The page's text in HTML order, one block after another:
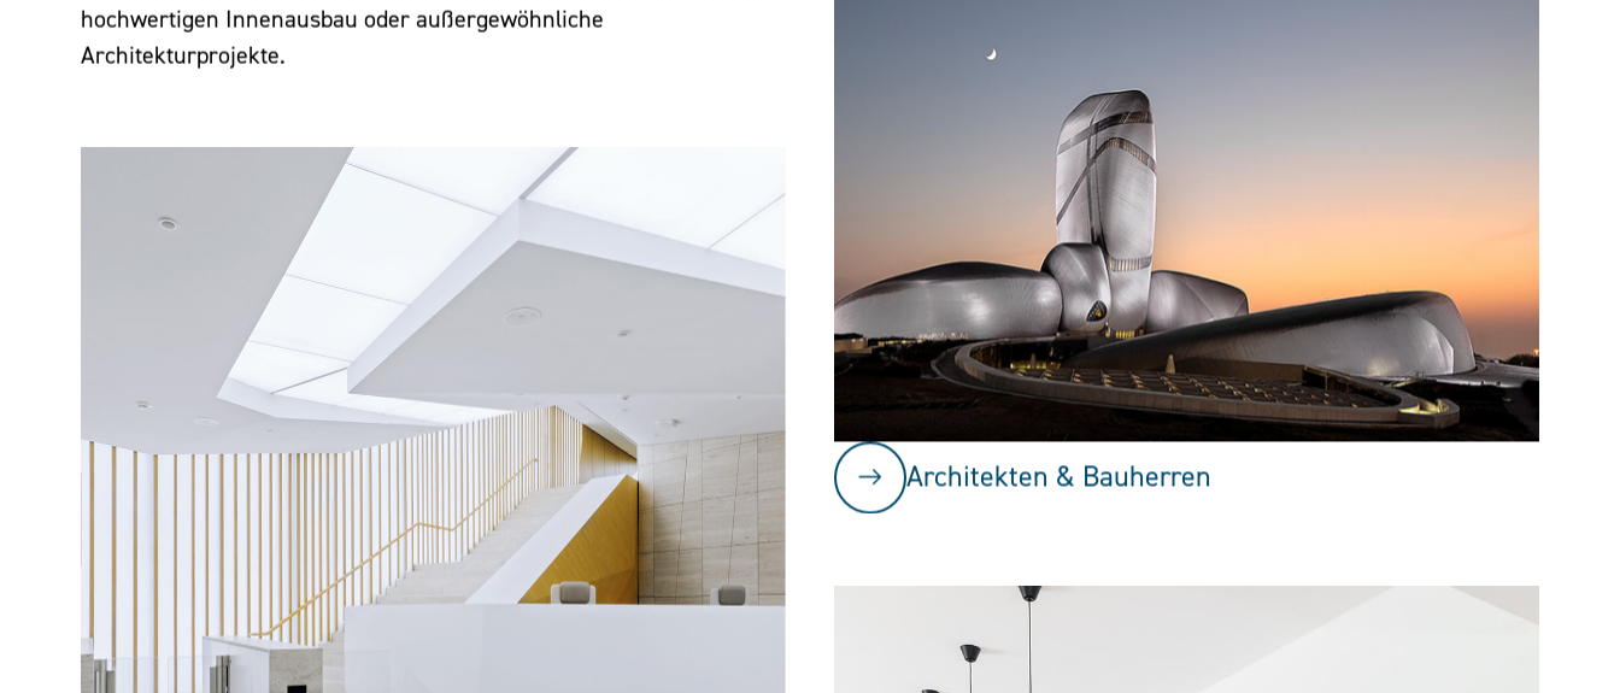
hochwertigen Innenausbau oder außergewöhnliche
Architekturprojekte.
Architekten & Bauherren